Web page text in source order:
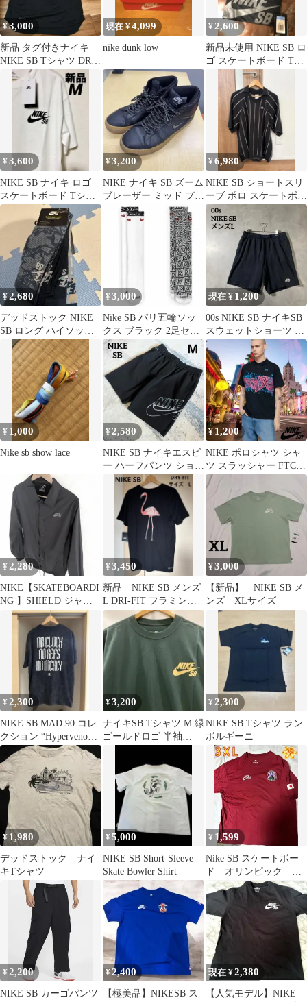
¥3,000
新品 タグ付きナイキ
NIKE SB Tシャツ DRY-
FIT 黒 メンズM
現在 ¥4,099
nike dunk low
¥ 2,600
新品未使用 NIKE SB ロ
ゴ スケートボード Tシ
ャツ ロゴT Mサイズ
¥3,600
NIKE SB ナイキ ロゴ
スケートボード Tシャ
ツ ルーズフィット 新品
¥3,200
NIKE ナイキ SB ズーム
ブレーザー ミッド プレ
ミアム 24.5cm
¥6,980
NIKE SB ショートスリ
ーブ ポロ スケートボー
ドセーター 黒 Mサイ
ズ
¥2,680
デッドストック NIKE
SB ロング ハイソック
ス 3足セット
¥ 3,000
Nike SB パリ五輪ソッ
クス ブラック 2足セッ
ト
現在 ¥ 1,200
00s NIKE SB ナイキSB
スウェットショーツ メ
ンズL 黒
¥ 1,000
Nike sb show lace
¥2,580
NIKE SB ナイキエスビ
ー ハーフパンツ ショー
トパンツ M
¥ 1,200
NIKE ポロシャツ シャ
ツ スラッシャー FTC
NOAH バンズ huf
¥ 2,280
NIKE【SKATEBOARDI
NG 】SHIELD ジャケ
ット M ブラック
¥3,450
新品 NIKE SB メンズ
L DRI-FIT フラミンゴT
シャツ 定価3850
¥3,000
【新品】 NIKE SB メ
ンズ XLサイズ
¥ 2,300
NIKE SB MAD 90 コレ
クション “Hypervenom”
Tee
¥3,200
ナイキSB Tシャツ M 緑
ゴールドロゴ 半袖
¥ 2,300
NIKE SB Tシャツ ラン
ボルギーニ
¥ 1,980
デッドストック ナイ
キTシャツ
¥5,000
NIKE SB Short-Sleeve
Skate Bowler Shirt
¥ 1,599
Nike SB スケートボー
ド オリンピック 日
本 Tシャツ 3XL ナイキ
¥2,200
NIKE SB カーゴパンツ
¥2,400
【極美品】NIKESB ス
現在 ¥2,380
【人気モデル】NIKE